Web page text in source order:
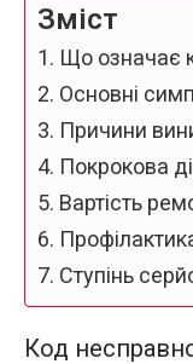
Зміст
Що означає
Основні
Причини
Покрокова
Вартість
Ступінь
Код